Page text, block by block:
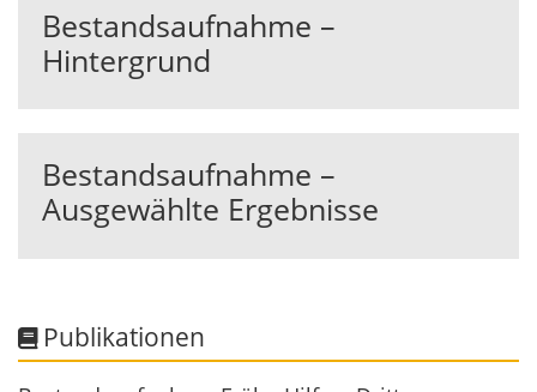
Bestandsaufnahme –
Hintergrund
Bestandsaufnahme –
Ausgewählte Ergebnisse
Publikationen